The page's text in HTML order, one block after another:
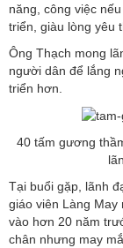
năng, công việc
triển, giàu lòng yêu
Ông Thạch mong
người dân để lắng
triển hơn.
40 tấm gương
Tại buổi gặp, lãnh
giáo viên Làng May
vào hơn 20 năm
chân nhưng may